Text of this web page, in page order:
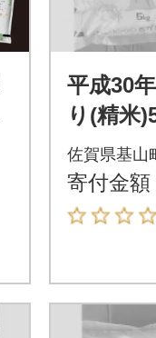
平成30
り(精米
00g)&
う(135g)
佐賀県基山
寄付金額